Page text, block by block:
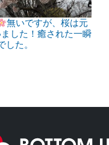
無いですが、桜は元
した！癒された一瞬
した。